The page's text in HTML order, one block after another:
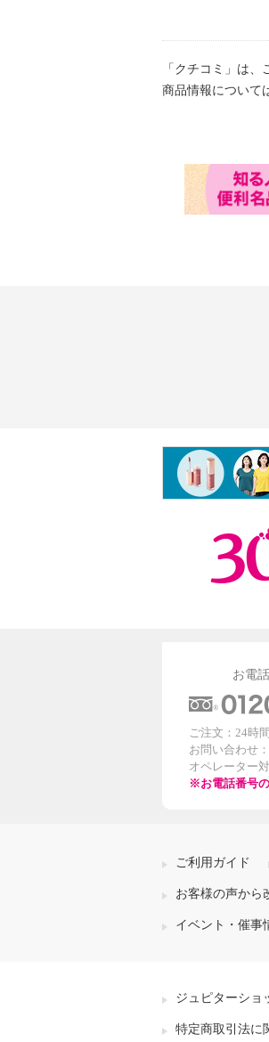
「クチコミ」は
商品情報について
お電
ご注文：24時間
お問い合わせ
オペレーター
※お電話番号
ご利用ガイド
お客様の声から
イベント・催事
ジュピターショ
特定商取引法に